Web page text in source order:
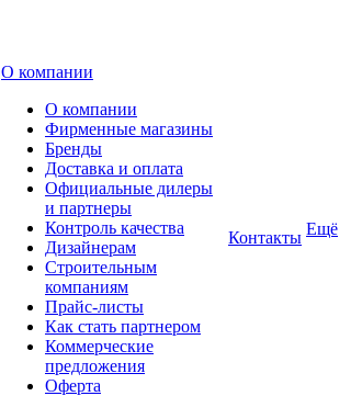
О компании
О компании
Фирменные магазины
Бренды
Доставка и оплата
Официальные дилеры
и партнеры
Контроль качества
Дизайнерам
Строительным
компаниям
Прайс-листы
Как стать партнером
Коммерческие
предложения
Оферта
Контакты Ещё